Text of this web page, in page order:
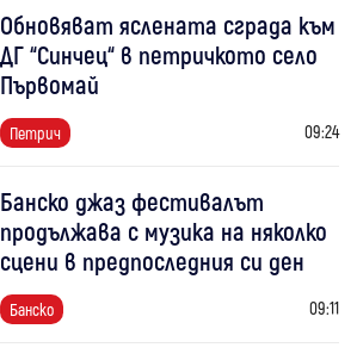
Обновяват яслената сграда към
ДГ “Синчец“ в петричкото село
Първомай
Петрич 09:24
Банско джаз фестивалът
продължава с музика на няколко
сцени в предпоследния си ден
Банско 09:11